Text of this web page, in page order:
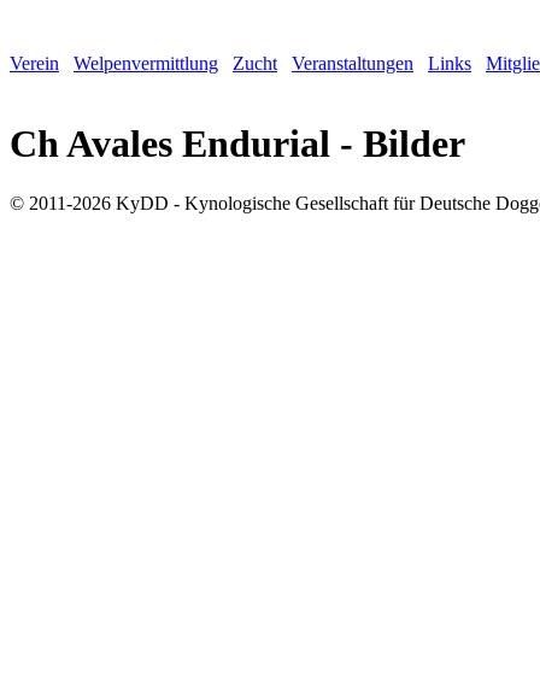
Verein Welpenvermittlung Zucht Veranstaltungen Links
Ch Avales Endurial - Bilder
© 2011-2026 KyDD - Kynologische Gesellschaft für Deutsche